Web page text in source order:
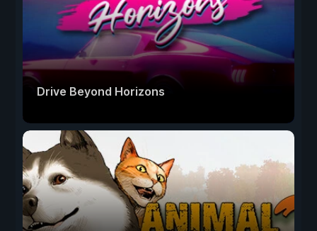
Drive Beyond Horizons